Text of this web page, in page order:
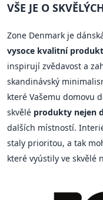
VŠE JE O
Zone Denmark je
vysoce kvalitní
inspirují zvědavost a
skandinávský
které Vašemu domovu
skvělé produkty nejen
dalších místností.
staly prioritou, a tak
které vyústily ve skvělé